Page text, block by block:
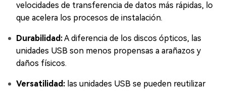
velocidades de transferencia de datos más rápidas, lo
que acelera los procesos de instalación.
Durabilidad:A diferencia de los discos ópticos, las
unidades USB son menos propensas a arañazos y
daños físicos.
Versatilidad: las unidades USB se pueden reutilizar